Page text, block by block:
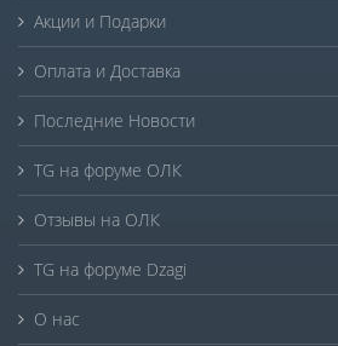
Акции и Подарки
Оплата и Доставка
Последние Новости
TG на форуме ОЛК
Отзывы на ОЛК
TG на форуме Dzagi
О нас